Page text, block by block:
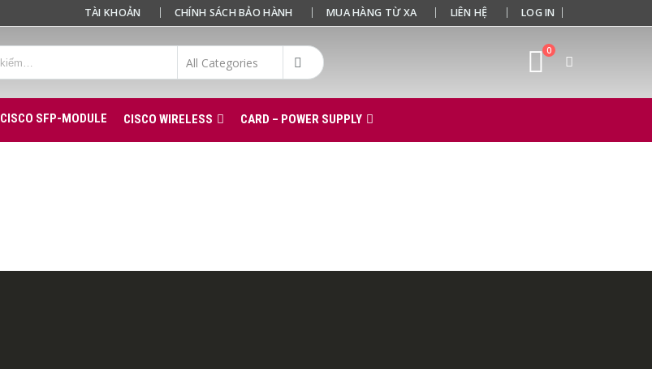
TÀI KHOẢN CHÍNH SÁCH BẢO HÀNH MUA HÀNG TỪ XA LIÊN HỆ LOG IN
0
CISCO SFP-MODULE CISCO WIRELESS CARD – POWER SUPPLY